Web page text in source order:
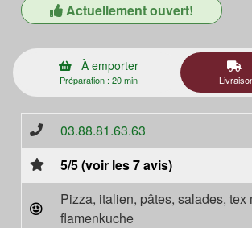
Actuellement ouvert!
À emporter
Préparation : 20 min
03.88.81.63.63
5/5 (voir les 7 avis)
Pizza, italien, pâtes, salades, tex
flamenkuche